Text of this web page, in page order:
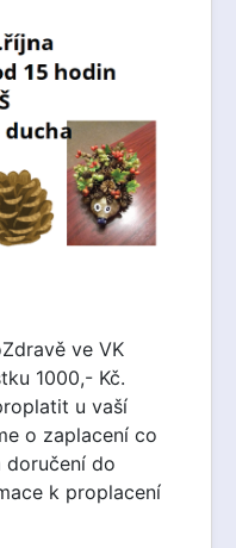
ve VK
1000,- Kč.
u vaší
o zaplacení co
doručení do
k proplacení